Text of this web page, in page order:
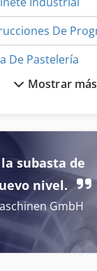
De Pastelería
De Pasta
Industrial
Mostrar más
subasta de
nivel.
GmbH